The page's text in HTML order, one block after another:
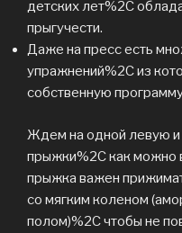
детских лет%2C
прыгучести.
Даже на пресс есть
упражнений%2C из
собственную
Ждем на одной левую и
прыжки%2C как можно
прыжка важен
со мягким коленом
полом)%2C чтобы не